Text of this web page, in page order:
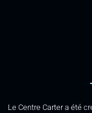
Le Centre Carter a été